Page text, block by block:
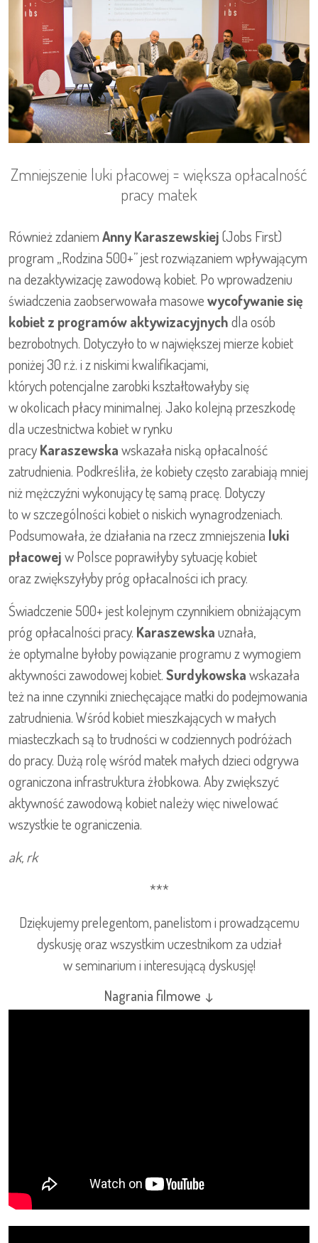
Zmniejszenie luki płacowej = większa opłacalność
pracy matek
Również zdaniemAnny Karaszewskiej(Jobs First)
program „Rodzina 500+” jest rozwiązaniem wpływającym
na dezaktywizację zawodową kobiet. Po wprowadzeniu
świadczenia zaobserwowała masowewycofywanie się
kobiet z programów aktywizacyjnychdla osób
bezrobotnych. Dotyczyło to w największej mierze kobiet
poniżej 30 r.ż. i z niskimi kwalifikacjami,
których potencjalne zarobki kształtowałyby się
w okolicach płacy minimalnej. Jako kolejną przeszkodę
dla uczestnictwa kobiet w rynku
pracyKaraszewskawskazała niską opłacalność
zatrudnienia. Podkreśliła, że kobiety często zarabiają mniej
niż mężczyźni wykonujący tę samą pracę. Dotyczy
to w szczególności kobiet o niskich wynagrodzeniach.
Podsumowała, że działania na rzecz zmniejszenia luki
płacowejw Polsce poprawiłyby sytuację kobiet
oraz zwiększyłyby próg opłacalności ich pracy.
Świadczenie 500+ jest kolejnym czynnikiem obniżającym
próg opłacalności pracy. Karaszewskauznała,
że optymalne byłoby powiązanie programu z wymogiem
aktywności zawodowej kobiet.Surdykowskawskazała
też na inne czynniki zniechęcające matki do podejmowania
zatrudnienia. Wśród kobiet mieszkających w małych
miasteczkach są to trudności w codziennych podróżach
do pracy. Dużą rolę wśród matek małych dzieci odgrywa
ograniczona infrastruktura żłobkowa. Aby zwiększyć
aktywność zawodową kobiet należy więc niwelować
wszystkie te ograniczenia.
ak, rk
***
Dziękujemy prelegentom, panelistom i prowadzącemu
dyskusję oraz wszystkim uczestnikom za udział
w seminarium i interesującą dyskusję!
Nagrania filmowe ↓